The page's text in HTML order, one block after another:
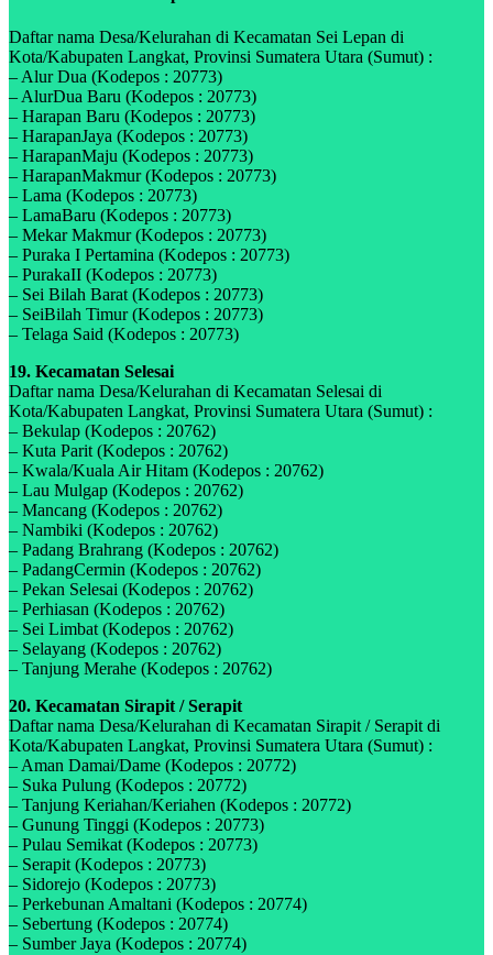
Daftar nama Desa/Kelurahan di Kecamatan Sei Lepan di
Kota/Kabupaten Langkat, Provinsi Sumatera Utara (Sumut) :
– Alur Dua (Kodepos : 20773)
– AlurDua Baru (Kodepos : 20773)
– Harapan Baru (Kodepos : 20773)
– HarapanJaya (Kodepos : 20773)
– HarapanMaju (Kodepos : 20773)
– HarapanMakmur (Kodepos : 20773)
– Lama (Kodepos : 20773)
– LamaBaru (Kodepos : 20773)
– Mekar Makmur (Kodepos : 20773)
– Puraka I Pertamina (Kodepos : 20773)
– PurakaII (Kodepos : 20773)
– Sei Bilah Barat (Kodepos : 20773)
– SeiBilah Timur (Kodepos : 20773)
– Telaga Said (Kodepos : 20773)
19. Kecamatan Selesai
Daftar nama Desa/Kelurahan di Kecamatan Selesai di
Kota/Kabupaten Langkat, Provinsi Sumatera Utara (Sumut) :
– Bekulap (Kodepos : 20762)
– Kuta Parit (Kodepos : 20762)
– Kwala/Kuala Air Hitam (Kodepos : 20762)
– Lau Mulgap (Kodepos : 20762)
– Mancang (Kodepos : 20762)
– Nambiki (Kodepos : 20762)
– Padang Brahrang (Kodepos : 20762)
– PadangCermin (Kodepos : 20762)
– Pekan Selesai (Kodepos : 20762)
– Perhiasan (Kodepos : 20762)
– Sei Limbat (Kodepos : 20762)
– Selayang (Kodepos : 20762)
– Tanjung Merahe (Kodepos : 20762)
20. Kecamatan Sirapit / Serapit
Daftar nama Desa/Kelurahan di Kecamatan Sirapit / Serapit di
Kota/Kabupaten Langkat, Provinsi Sumatera Utara (Sumut) :
– Aman Damai/Dame (Kodepos : 20772)
– Suka Pulung (Kodepos : 20772)
– Tanjung Keriahan/Keriahen (Kodepos : 20772)
– Gunung Tinggi (Kodepos : 20773)
– Pulau Semikat (Kodepos : 20773)
– Serapit (Kodepos : 20773)
– Sidorejo (Kodepos : 20773)
– Perkebunan Amaltani (Kodepos : 20774)
– Sebertung (Kodepos : 20774)
– Sumber Jaya (Kodepos : 20774)